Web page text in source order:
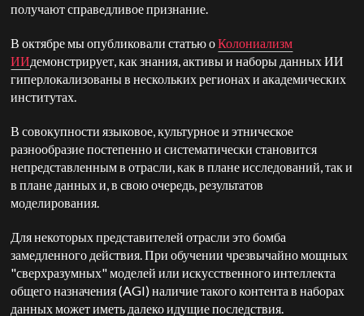
получают справедливое признание.
В октябре мы опубликовали статью оКолониализм
ИИдемонстрирует, как знания, активы и наборы данных ИИ
гиперлокализованы в нескольких регионах и академических
институтах.
В совокупности языковое, культурное и этническое
разнообразие постепенно и систематически становится
непредставленным в отрасли, как в плане исследований, так и
в плане данных и, в свою очередь, результатов
моделирования.
Для некоторых представителей отрасли это бомба
замедленного действия. При обучении чрезвычайно мощных
"сверхразумных" моделей или искусственного интеллекта
общего назначения (AGI) наличие такого контента в наборах
данных может иметь далеко идущие последствия.